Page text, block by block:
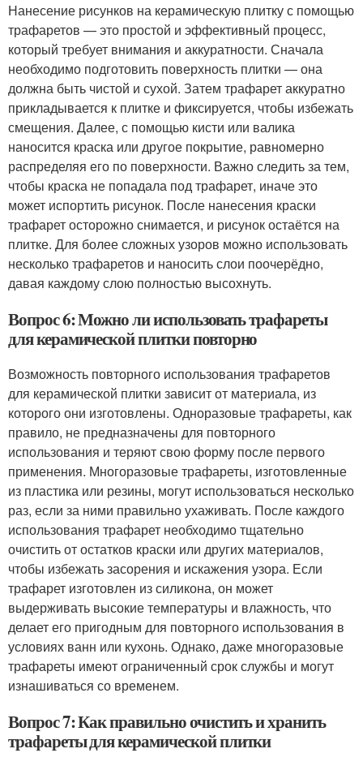
Нанесение рисунков на керамическую плитку с помощью
трафаретов — это простой и эффективный процесс,
который требует внимания и аккуратности. Сначала
необходимо подготовить поверхность плитки — она
должна быть чистой и сухой. Затем трафарет аккуратно
прикладывается к плитке и фиксируется, чтобы избежать
смещения. Далее, с помощью кисти или валика
наносится краска или другое покрытие, равномерно
распределяя его по поверхности. Важно следить за тем,
чтобы краска не попадала под трафарет, иначе это
может испортить рисунок. После нанесения краски
трафарет осторожно снимается, и рисунок остаётся на
плитке. Для более сложных узоров можно использовать
несколько трафаретов и наносить слои поочерёдно,
давая каждому слою полностью высохнуть.
Вопрос 6: Можно ли использовать трафареты
для керамической плитки повторно
Возможность повторного использования трафаретов
для керамической плитки зависит от материала, из
которого они изготовлены. Одноразовые трафареты, как
правило, не предназначены для повторного
использования и теряют свою форму после первого
применения. Многоразовые трафареты, изготовленные
из пластика или резины, могут использоваться несколько
раз, если за ними правильно ухаживать. После каждого
использования трафарет необходимо тщательно
очистить от остатков краски или других материалов,
чтобы избежать засорения и искажения узора. Если
трафарет изготовлен из силикона, он может
выдерживать высокие температуры и влажность, что
делает его пригодным для повторного использования в
условиях ванн или кухонь. Однако, даже многоразовые
трафареты имеют ограниченный срок службы и могут
изнашиваться со временем.
Вопрос 7: Как правильно очистить и хранить
трафареты для керамической плитки